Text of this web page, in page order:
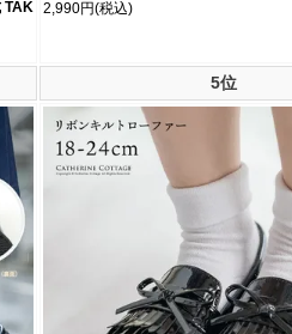
TAK 2,990円(税込)
5位